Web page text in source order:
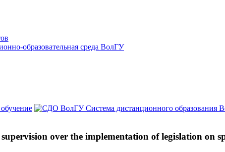
образовательная среда ВолГУ
Система дистанционного образования
over the implementation of legislation on